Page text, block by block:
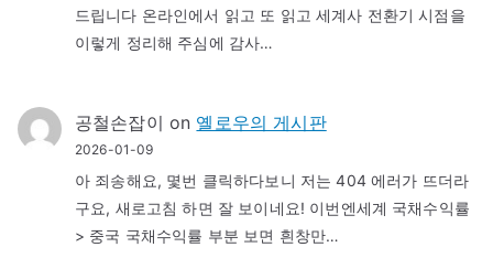
드립니다 온라인에서 읽고 또 읽고 세계사 전환기 시점을
이렇게 정리해 주심에 감사…
공철손잡이 on 옐로우의 게시판
2026-01-09
아 죄송해요, 몇번 클릭하다보니 저는 404 에러가 뜨더라
구요, 새로고침 하면 잘 보이네요! 이번엔세계 국채수익률
> 중국 국채수익률 부분 보면 흰창만…